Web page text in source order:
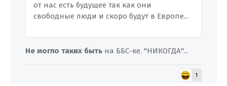
от нас есть будущее так как они
свободные люди и скоро будут в Европе...
Не могло таких быть на ББС-ке. "НИКОГДА"...
1